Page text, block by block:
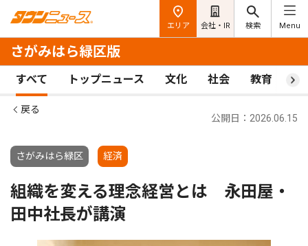
エリア 会社・IR 検索 Menu
さがみはら緑区版
すべて トップニュース 文化 社会 教育 ス
戻る
さがみはら緑区 経済
公開日：2026.06.15
組織を変える理念経営とは 永田屋・
田中社長が講演